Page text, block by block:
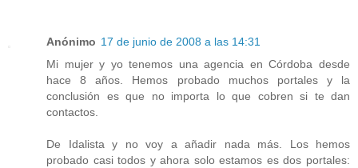
Anónimo 17 de junio de 2008 a las 14:31
Mi mujer y yo tenemos una agencia en Córdoba desde
hace 8 años. Hemos probado muchos portales y la
conclusión es que no importa lo que cobren si te dan
contactos.
De Idalista y no voy a añadir nada más. Los hemos
probado casi todos y ahora solo estamos es dos portales: